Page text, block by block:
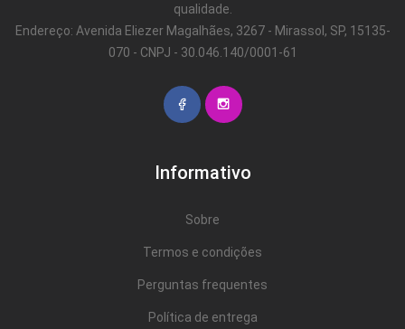
qualidade.
Endereço: Avenida Eliezer Magalhães, 3267 - Mirassol, SP, 15135-
070 - CNPJ - 30.046.140/0001-61
Informativo
Sobre
Termos e condições
Perguntas frequentes
Política de entrega